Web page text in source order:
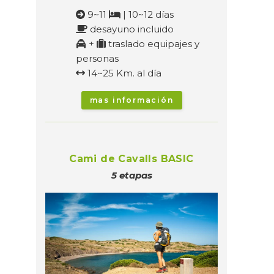
9~11
| 10~12 días
desayuno incluido
+
traslado equipajes y
personas
14~25 Km. al día
mas información
Cami de Cavalls BASIC
5 etapas